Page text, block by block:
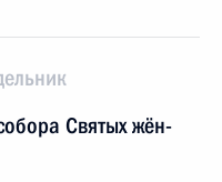
Святых жён-